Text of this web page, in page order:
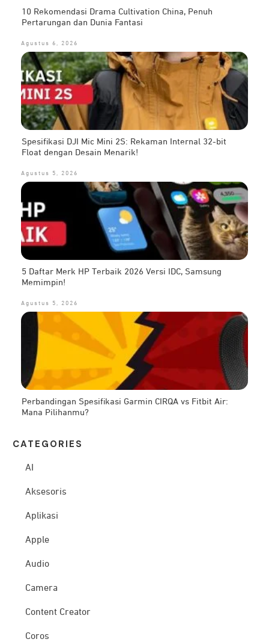
10 Rekomendasi Drama Cultivation China, Penuh
Pertarungan dan Dunia Fantasi
Agustus 6, 2026
Spesifikasi DJI Mic Mini 2S: Rekaman Internal 32-bit
Float dengan Desain Menarik!
Agustus 5, 2026
5 Daftar Merk HP Terbaik 2026 Versi IDC, Samsung
Memimpin!
Agustus 5, 2026
Perbandingan Spesifikasi Garmin CIRQA vs Fitbit Air:
Mana Pilihanmu?
CATEG ORIES
AI
Aksesoris
Aplikasi
Apple
Audio
Camera
Content Creator
Coros